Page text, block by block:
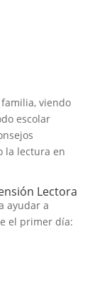
viendo
escolar
la lectura en
Lectora
ayudar a
el primer día: